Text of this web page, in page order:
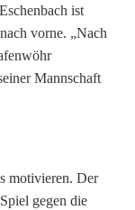
ist
vorne. „Nach
Mannschaft
motivieren. Der
gegen die